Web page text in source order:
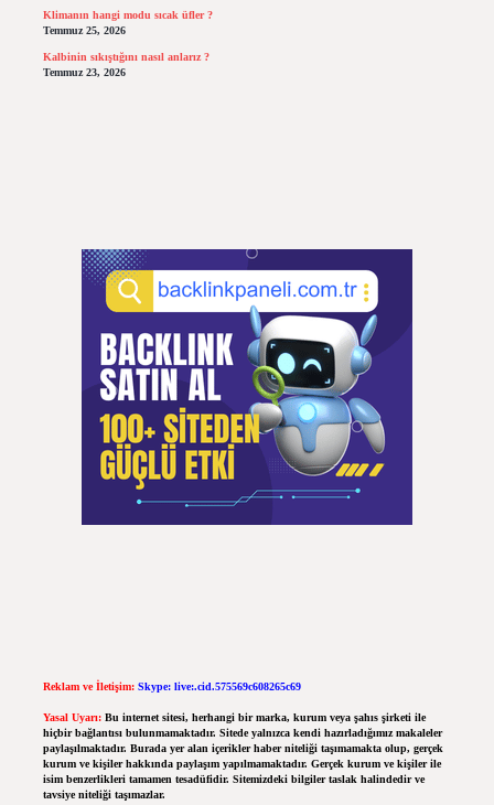
Klimanın hangi modu sıcak üfler ?
Temmuz 25, 2026
Kalbinin sıkıştığını nasıl anlarız ?
Temmuz 23, 2026
Reklam ve İletişim: Skype: live:.cid.575569c608265c69
Yasal Uyarı: Bu internet sitesi, herhangi bir marka, kurum veya şahıs şirketi ile
hiçbir bağlantısı bulunmamaktadır. Sitede yalnızca kendi hazırladığımız makaleler
paylaşılmaktadır. Burada yer alan içerikler haber niteliği taşımamakta olup, gerçek
kurum ve kişiler hakkında paylaşım yapılmamaktadır. Gerçek kurum ve kişiler ile
isim benzerlikleri tamamen tesadüfidir. Sitemizdeki bilgiler taslak halindedir ve
tavsiye niteliği taşımazlar.